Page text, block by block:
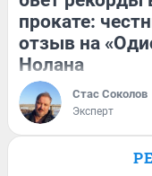
прокате:
отзыв на
Нолана
Стас Соколов
Эксперт